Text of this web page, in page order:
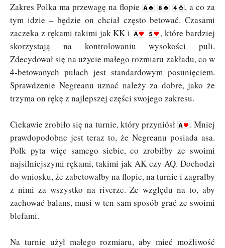
Zakres Polka ma przewagę na flopie
, a co za
tym idzie – będzie on chciał często betować. Czasami
zaczeka z rękami takimi jak KK i
, które bardziej
skorzystają na kontrolowaniu wysokości puli.
Zdecydował się na użycie małego rozmiaru zakładu, co w
4-betowanych pulach jest standardowym posunięciem.
Sprawdzenie Negreanu uznać należy za dobre, jako że
trzyma on rękę z najlepszej części swojego zakresu.
Ciekawie zrobiło się na turnie, który przyniósł
. Mniej
prawdopodobne jest teraz to, że Negreanu posiada asa.
Polk pyta więc samego siebie, co zrobiłby ze swoimi
najsilniejszymi rękami, takimi jak AK czy AQ. Dochodzi
do wniosku, że zabetowałby na flopie, na turnie i zagrałby
z nimi za wszystko na riverze. Ze względu na to, aby
zachować balans, musi w ten sam sposób grać ze swoimi
blefami.
Na turnie użył małego rozmiaru, aby mieć możliwość